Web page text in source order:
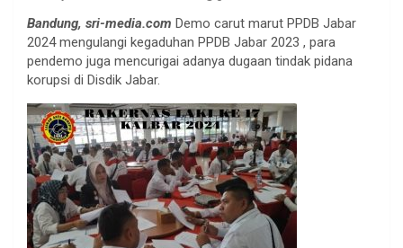
Bandung, sri-media.com Demo carut marut PPDB Jabar
2024 mengulangi kegaduhan PPDB Jabar 2023 , para
pendemo juga mencurigai adanya dugaan tindak pidana
korupsi di Disdik Jabar.